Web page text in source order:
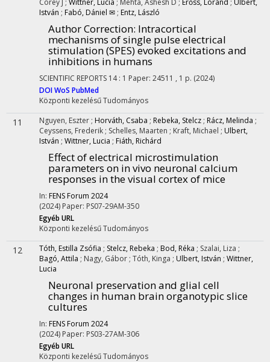
Corey J ; Wittner, Lucia ; Mehta, Ashesh D ; Erőss, Loránd ; Ulbert,
István ; Fabó, Dániel ✉ ; Entz, László
Author Correction: Intracortical
mechanisms of single pulse electrical
stimulation (SPES) evoked excitations and
inhibitions in humans
SCIENTIFIC REPORTS 14: 1 Paper: 24511 , 1 p. (2024)
DOIWoS PubMed
Központi kezelésűTudományos
11 Nguyen, Eszter ; Horváth, Csaba ; Rebeka, Stelcz ; Rácz, Melinda ;
Ceyssens, Frederik ; Schelles, Maarten ; Kraft, Michael ; Ulbert,
István ; Wittner, Lucia ; Fiáth, Richárd
Effect of electrical microstimulation
parameters on in vivo neuronal calcium
responses in the visual cortex of mice
In: FENS Forum 2024
(2024) Paper: PS07-29AM-350
Egyéb URL
Központi kezelésűTudományos
12 Tóth, Estilla Zsófia ; Stelcz, Rebeka ; Bod, Réka ; Szalai, Liza ;
Bagó, Attila ; Nagy, Gábor ; Tóth, Kinga ; Ulbert, István ; Wittner,
Lucia
Neuronal preservation and glial cell
changes in human brain organotypic slice
cultures
In: FENS Forum 2024
(2024) Paper: PS03-27AM-306
Egyéb URL
Központi kezelésűTudományos